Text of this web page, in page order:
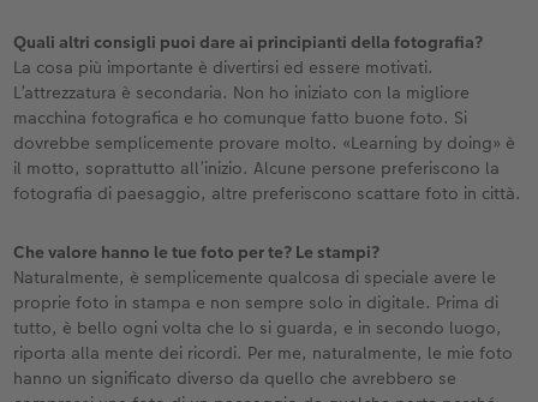
Quali altri consigli puoi dare ai principianti della fotografia?
La cosa più importante è divertirsi ed essere motivati.
L’attrezzatura è secondaria. Non ho iniziato con la migliore
macchina fotografica e ho comunque fatto buone foto. Si
dovrebbe semplicemente provare molto. «Learning by doing» è
il motto, soprattutto all’inizio. Alcune persone preferiscono la
fotografia di paesaggio, altre preferiscono scattare foto in città.
Che valore hanno le tue foto per te? Le stampi?
Naturalmente, è semplicemente qualcosa di speciale avere le
proprie foto in stampa e non sempre solo in digitale. Prima di
tutto, è bello ogni volta che lo si guarda, e in secondo luogo,
riporta alla mente dei ricordi. Per me, naturalmente, le mie foto
hanno un significato diverso da quello che avrebbero se